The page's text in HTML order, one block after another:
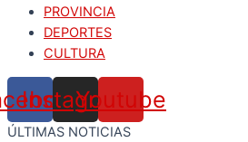
PROVINCIA
DEPORTES
CULTURA
Instagram
Youtube
ÚLTIMAS NOTICIAS